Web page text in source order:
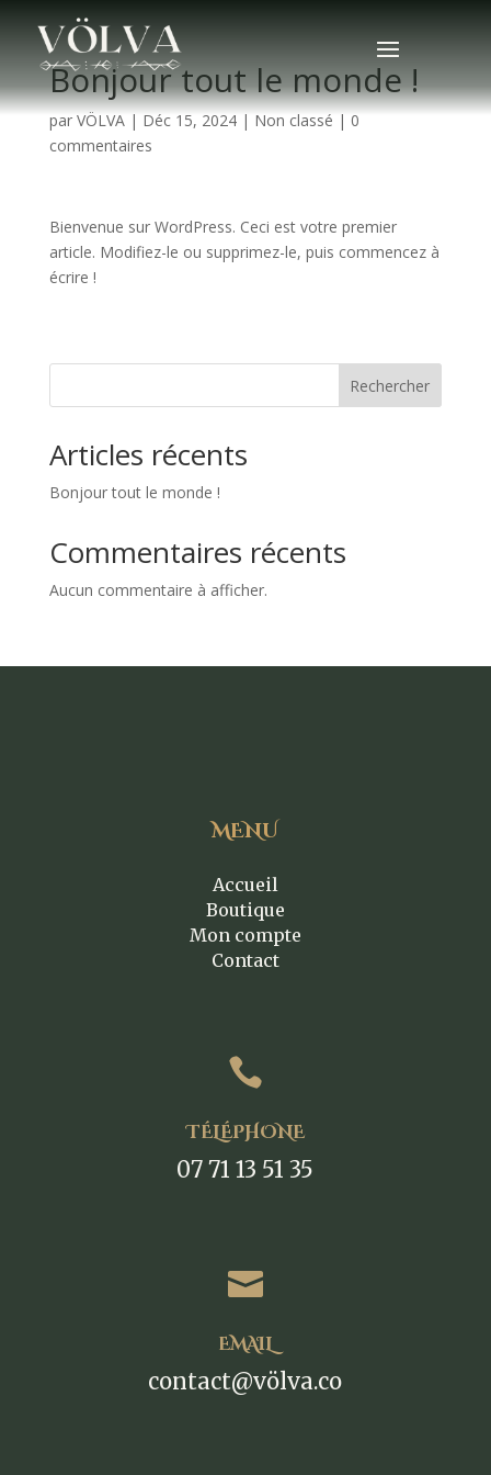
Bonjour tout le monde !
par VÖLVA| Déc 15, 2024| Non classé | 0
commentaires
Bienvenue sur WordPress. Ceci est votre premier
article. Modifiez-le ou supprimez-le, puis commencez à
écrire !
Rechercher
Articles récents
Bonjour tout le monde !
Commentaires récents
Aucun commentaire à afficher.
MENU
Accueil
Boutique
Mon compte
Contact

TÉLÉPHONE
07 71 13 51 35

EMAIL
contact@völva.co